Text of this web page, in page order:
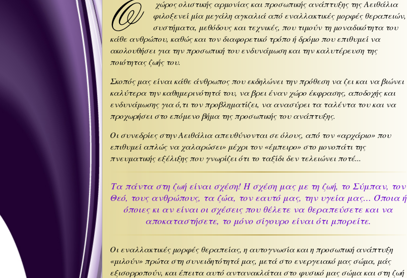
χώρος ολιστικής αρμονίας και προσωπικής ανάπτυξης της Αειθάλια
φιλοξενεί μία μεγάλη αγκαλιά από εναλλακτικές μορφές θεραπειών,
συστήματα, μεθόδους και τεχνικές, που τιμούν τη μοναδικότητα του
κάθε ανθρώπου, καθώς και τον διαφορετικό τρόπο ή δρόμο που επιθυμεί να
ακολουθήσει για την προσωπική του ενδυνάμωση και την καλυτέρευση της
ποιότητας ζωής του.
Σκοπός μας είναι κάθε άνθρωπος που εκδηλώνει την πρόθεση να ζει και να βιώνει
καλύτερα την καθημερινότητά του, να βρει έναν χώρο έκφρασης, αποδοχής και
ενδυνάμωσης για ό,τι τον προβληματίζει, να ανασύρει τα ταλέντα του και να
προχωρήσει στο επόμενο βήμα της προσωπικής του ανάπτυξης.
Οι συνεδρίες στην Αειθάλια απευθύνονται σε όλους, από τον «αρχάριο» που
επιθυμεί απλώς να χαλαρώσει» μέχρι τον «έμπειρο» στο μονοπάτι της
πνευματικής εξέλιξης που γνωρίζει ότι το ταξίδι δεν τελειώνει ποτέ...
Τα πάντα στη ζωή είναι σχέση! Η σχέση μας με τη ζωή, το Σύμπαν, τον
Θεό, τους ανθρώπους, τα ζώα, τον εαυτό μας, την υγεία μας… Όποια ή
όποιες κι αν είναι οι σχέσεις που θέλετε να θεραπεύσετε και να
αποκαταστήσετε, το μόνο σίγουρο είναι ότι μπορείτε.
Οι εναλλακτικές μορφές θεραπείας, η αυτογνωσία και η προσωπική ανάπτυξη
«μιλούν» πρώτα στη συνειδητότητά μας, μετά στο ενεργειακό μας σώμα, μάς
εξισορροπούν, και έπειτα αυτό αντανακλάται στο φυσικό μας σώμα και στη ζωή